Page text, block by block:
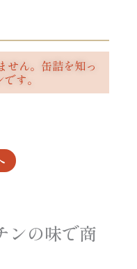
せん。缶詰を知っ
す。
ンの味で商